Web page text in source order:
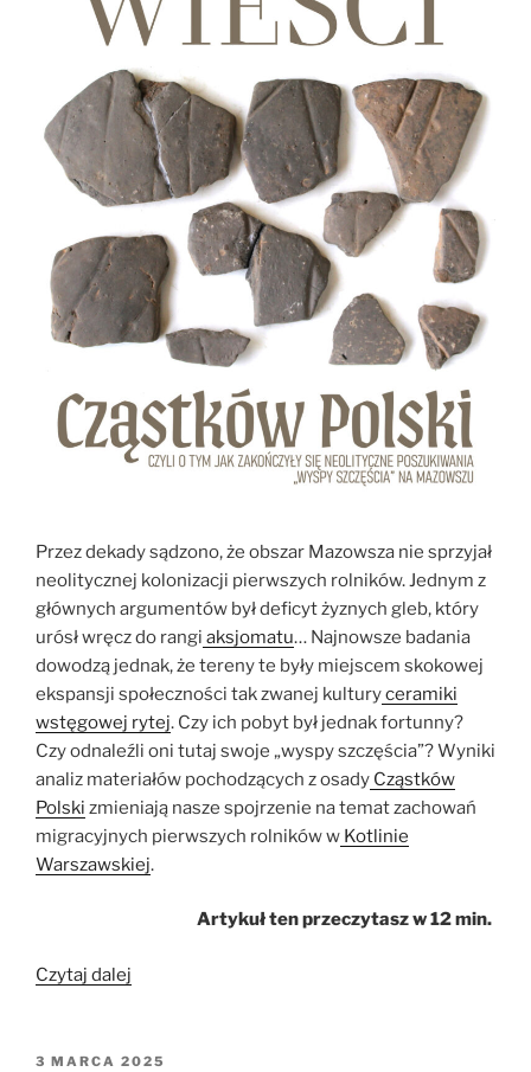
Przez dekady sądzono, że obszar Mazowsza nie sprzyjał
neolitycznej kolonizacji pierwszych rolników. Jednym z
głównych argumentów był deficyt żyznych gleb, który
urósł wręcz do rangi aksjomatu… Najnowsze badania
dowodzą jednak, że tereny te były miejscem skokowej
ekspansji społeczności tak zwanej kulturyceramiki
wstęgowej rytej. Czy ich pobyt był jednak fortunny?
Czy odnaleźli oni tutaj swoje „wyspy szczęścia”? Wyniki
analiz materiałów pochodzących z osady Cząstków
Polski zmieniają nasze spojrzenie na temat zachowań
migracyjnych pierwszych rolników w Kotlinie
Warszawskiej.
Artykuł ten przeczytasz w 12 min.
Czytaj dalej
o
OPUBLIKOWANE
3 MARCA 2025